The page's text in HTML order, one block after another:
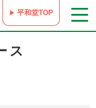
平和堂TOP
ス